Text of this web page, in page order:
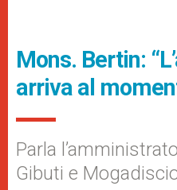
Mons. Bertin:
arriva al
Parla
Gibuti e